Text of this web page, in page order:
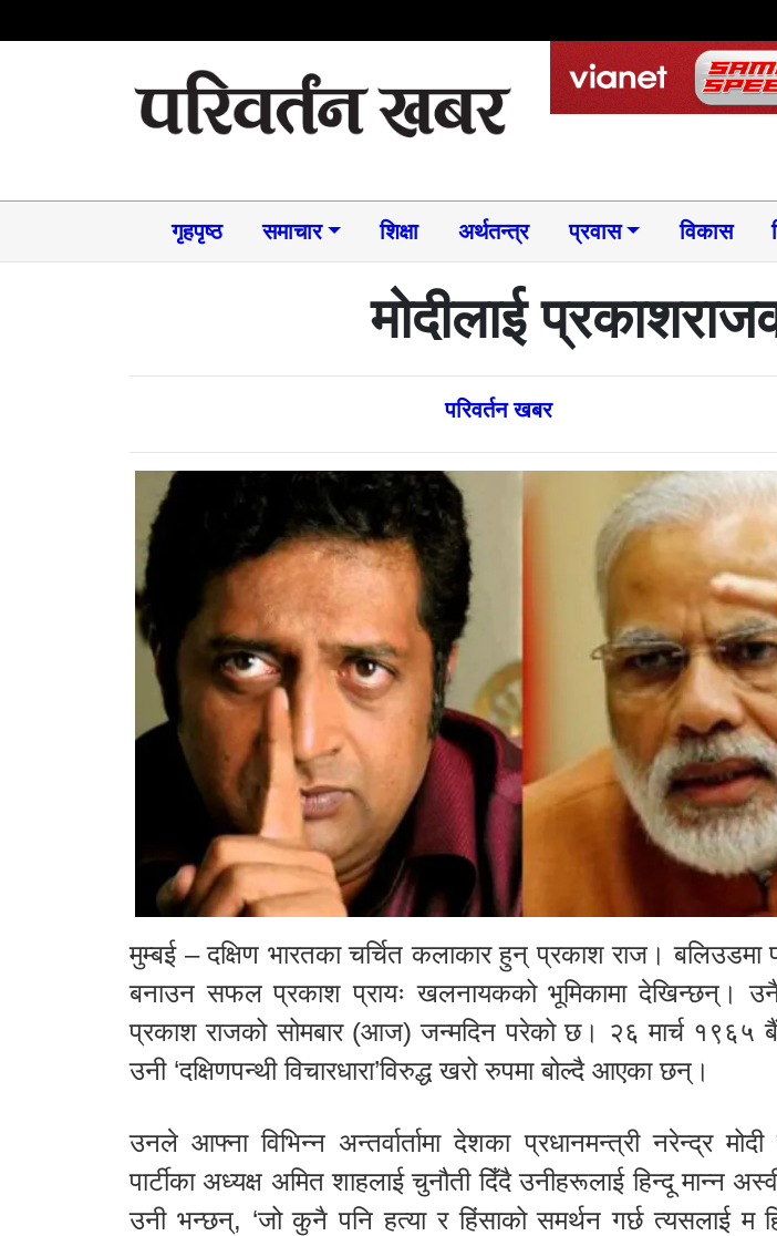
गृहपृष्ठ समाचार​ शिक्षा अर्थतन्त्र प्रवास विकास
मोदीलाई
परिवर्तन खबर
मुम्बई – दक्षिण भारतका चर्चित कलाकार हुन् प्रकाश राज। बलिउडमा
बनाउन सफल प्रकाश प्रायः खलनायकको भूमिकामा देखिन्छन्।
प्रकाश राजको सोमबार (आज) जन्मदिन परेको छ। २६ मार्च १९६५
उनी ‘दक्षिणपन्थी विचारधारा’विरुद्ध खरो रुपमा बोल्दै आएका छन्।
उनले आफ्ना विभिन्न अन्तर्वार्तामा देशका प्रधानमन्त्री नरेन्द्र
पार्टीका अध्यक्ष अमित शाहलाई चुनौती दिँदै उनीहरूलाई हिन्दू मान्न
उनी भन्छन्, ‘जो कुनै पनि हत्या र हिंसाको समर्थन गर्छ त्यसलाई म